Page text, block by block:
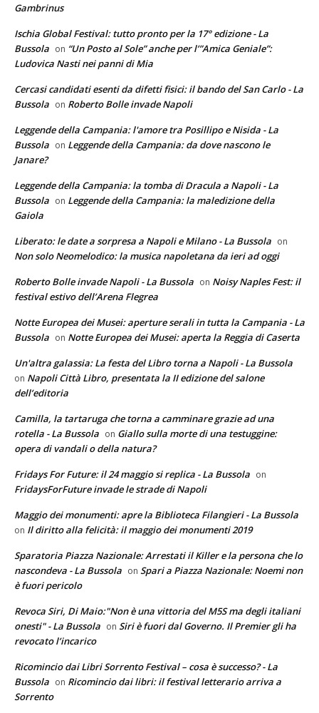
Gambrinus
Ischia Global Festival: tutto pronto per la 17° edizione - La
Bussola on “Un Posto al Sole” anche per l’”Amica Geniale”:
Ludovica Nasti nei panni di Mia
Cercasi candidati esenti da difetti fisici: il bando del San Carlo - La
Bussola on Roberto Bolle invade Napoli
Leggende della Campania: l'amore tra Posillipo e Nisida - La
Bussola on Leggende della Campania: da dove nascono le
Janare?
Leggende della Campania: la tomba di Dracula a Napoli - La
Bussola on Leggende della Campania: la maledizione della
Gaiola
Liberato: le date a sorpresa a Napoli e Milano - La Bussola on
Non solo Neomelodico: la musica napoletana da ieri ad oggi
Roberto Bolle invade Napoli - La Bussola on Noisy Naples Fest: il
festival estivo dell’Arena Flegrea
Notte Europea dei Musei: aperture serali in tutta la Campania - La
Bussola on Notte Europea dei Musei: aperta la Reggia di Caserta
Un'altra galassia: La festa del Libro torna a Napoli - La Bussola
on Napoli Città Libro, presentata la II edizione del salone
dell’editoria
Camilla, la tartaruga che torna a camminare grazie ad una
rotella - La Bussola on Giallo sulla morte di una testuggine:
opera di vandali o della natura?
Fridays For Future: il 24 maggio si replica - La Bussola on
FridaysForFuture invade le strade di Napoli
Maggio dei monumenti: apre la Biblioteca Filangieri - La Bussola
on Il diritto alla felicità: il maggio dei monumenti 2019
Sparatoria Piazza Nazionale: Arrestati il Killer e la persona che lo
nascondeva - La Bussola on Spari a Piazza Nazionale: Noemi non
è fuori pericolo
Revoca Siri, Di Maio:"Non è una vittoria del M5S ma degli italiani
onesti" - La Bussola on Siri è fuori dal Governo. Il Premier gli ha
revocato l’incarico
Ricomincio dai Libri Sorrento Festival – cosa è successo? - La
Bussola on Ricomincio dai libri: il festival letterario arriva a
Sorrento